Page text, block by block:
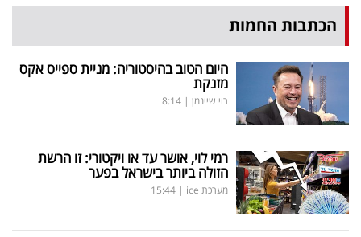
הכתבות החמות
היום הטוב בהיסטוריה: מניית ספייס אקס
מזנקת
רוי שיינמן |
8:14
רמי לוי, אושר עד או ויקטורי: זו הרשת
הזולה ביותר בישראל בפער
מערכת ice |
15:44